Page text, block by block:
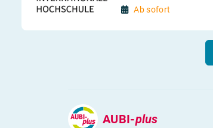
Ab sofort
AUBI-plus